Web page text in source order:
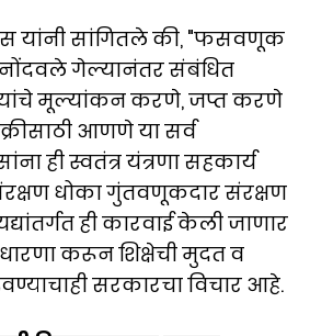
यांनी सांगितले की, "फसवणूक
गेल्यानंतर संबंधित
मूल्यांकन करणे, जप्त करणे
आणणे या सर्व
ही स्वतंत्र यंत्रणा सहकार्य
धोका गुंतवणूकदार संरक्षण
ही कारवाई केली जाणार
करून शिक्षेची मुदत व
सरकारचा विचार आहे.